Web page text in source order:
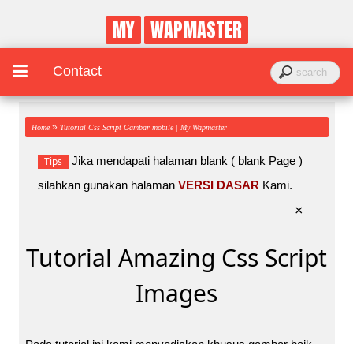
MY WAPMASTER
Contact
Home » Tutorial Css Script Gambar mobile | My Wapmaster
Tips
Jika mendapati halaman blank ( blank Page )
silahkan gunakan halaman VERSI DASAR Kami.
×
Tutorial Amazing Css Script
Images